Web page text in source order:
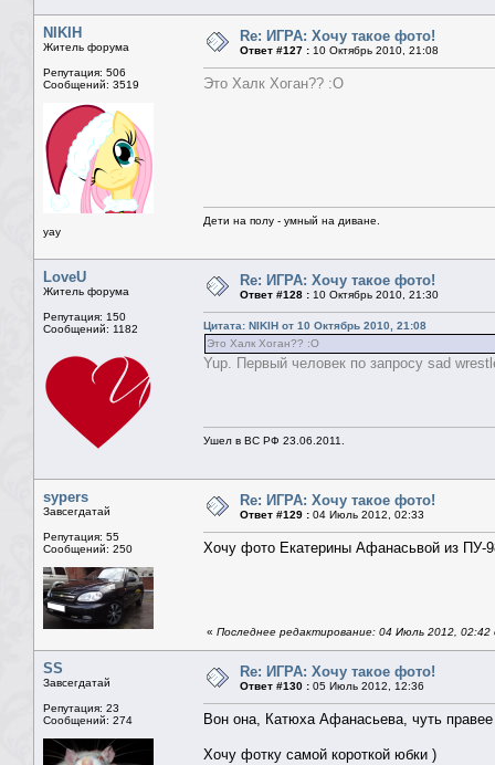
NIKIH
Житель форума
Репутация: 506
Сообщений: 3519
yay
Re: ИГРА: Хочу такое фото!
Ответ #127 : 10 Октябрь 2010, 21:08
Это Халк Хоган?? :О
Дети на полу - умный на диване.
LoveU
Житель форума
Репутация: 150
Сообщений: 1182
Re: ИГРА: Хочу такое фото!
Ответ #128 : 10 Октябрь 2010, 21:30
Цитата: NIKIH от 10 Октябрь 2010, 21:08
Это Халк Хоган?? :О
Yup. Первый человек по запросу sad
Ушел в ВС РФ 23.06.2011.
sypers
Завсегдатай
Репутация: 55
Сообщений: 250
Re: ИГРА: Хочу такое фото!
Ответ #129 : 04 Июль 2012, 02:33
Хочу фото Екатерины Афанасьвой из ПУ-
« Последнее редактирование: 04 Июль 2012, 02:42
SS
Завсегдатай
Репутация: 23
Сообщений: 274
Re: ИГРА: Хочу такое фото!
Ответ #130 : 05 Июль 2012, 12:36
Вон она, Катюха Афанасьева, чуть
Хочу фотку самой короткой юбки )